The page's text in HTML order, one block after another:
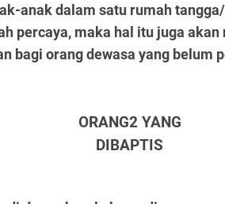
anak dalam satu rumah
percaya, maka hal itu juga
bagi orang dewasa yang belum
ORANG2 YANG
DIBAPTIS